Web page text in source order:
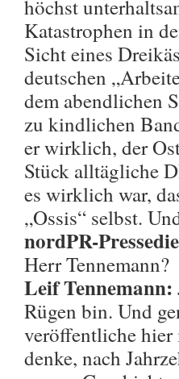
höchst
Katastrophen in
Sicht eines
deutschen
dem abendlichen
zu kindlichen
er wirklich, der
Stück alltägliche
es wirklich war,
„Ossis“ selbst.
nordPR-
Herr Tennemann?
Leif Tennemann:
Rügen bin. Und
veröffentliche
denke, nach